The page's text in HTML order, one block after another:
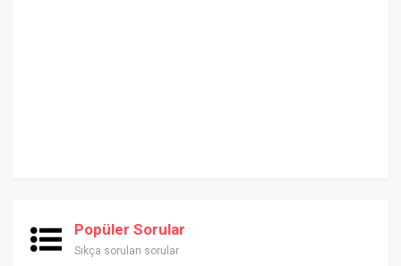
Popüler Sorular
Sıkça sorulan sorular